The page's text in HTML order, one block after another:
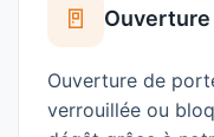
🚪
Ouverture de
verrouillée ou